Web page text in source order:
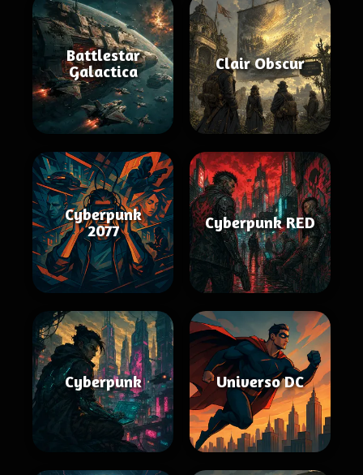
Battlestar
Galactica
Clair Obscur
Cyberpunk
2077
Cyberpunk RED
Cyberpunk Universo DC